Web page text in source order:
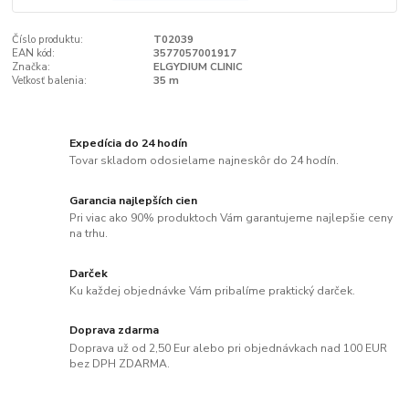
Číslo produktu:
T02039
EAN kód:
3577057001917
Značka:
ELGYDIUM CLINIC
Veľkosť balenia:
35 m
Expedícia do 24 hodín
Tovar skladom odosielame najneskôr do 24 hodín.
Garancia najlepších cien
Pri viac ako 90% produktoch Vám garantujeme najlepšie ceny
na trhu.
Darček
Ku každej objednávke Vám pribalíme praktický darček.
Doprava zdarma
Doprava už od 2,50 Eur alebo pri objednávkach nad 100 EUR
bez DPH ZDARMA.